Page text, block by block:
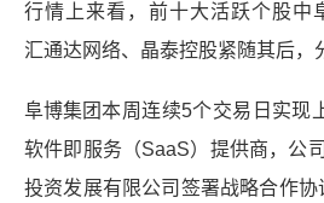
行情上来看，前十大活跃个股中
汇通达网络、 晶泰控股紧随其后，
阜博集团本周连续5个交易日实现
软件即服务（SaaS）提供商，公
投资发展有限公司签署战略合作